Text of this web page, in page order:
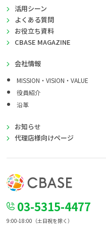
活用シーン
よくある質問
お役立ち資料
CBASE MAGAZINE
会社情報
MISSION・VISION・VALUE
役員紹介
沿革
お知らせ
代理店様向けページ
03-5315-4477
9:00-18:00（土日祝を除く）